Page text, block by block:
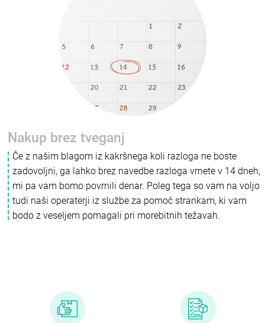
Nakup brez tveganj
Če z našim blagom iz kakršnega koli razloga ne boste
zadovoljni, ga lahko brez navedbe razloga vrnete v 14 dneh,
mi pa vam bomo povrnili denar. Poleg tega so vam na voljo
tudi naši operaterji iz službe za pomoč strankam, ki vam
bodo z veseljem pomagali pri morebitnih težavah.